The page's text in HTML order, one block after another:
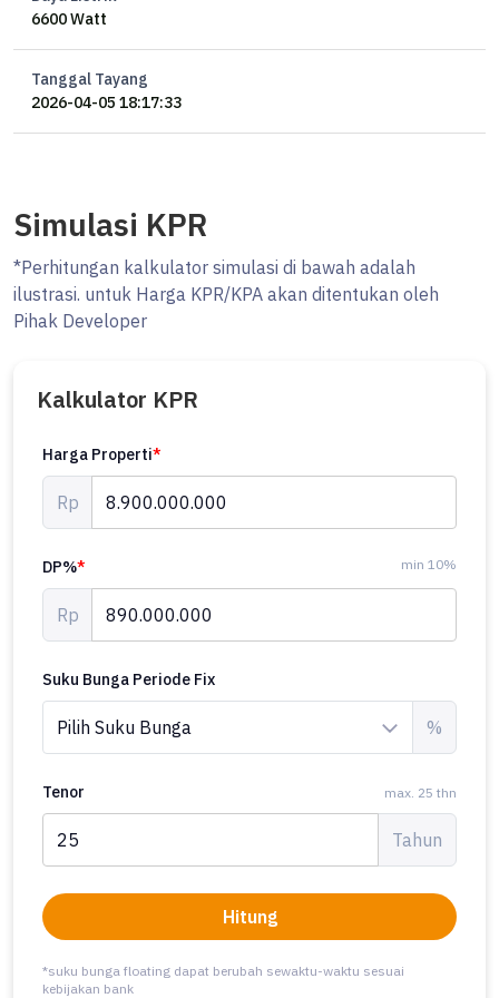
6600 Watt
Tanggal Tayang
2026-04-05 18:17:33
Simulasi KPR
*Perhitungan kalkulator simulasi di bawah adalah
ilustrasi. untuk Harga KPR/KPA akan ditentukan oleh
Pihak Developer
Kalkulator KPR
Harga Properti*
Rp
DP%* min 10%
Rp
Suku Bunga Periode Fix
%
Tenor max. 25 thn
Tahun
Hitung
*suku bunga floating dapat berubah sewaktu-waktu sesuai
kebijakan bank